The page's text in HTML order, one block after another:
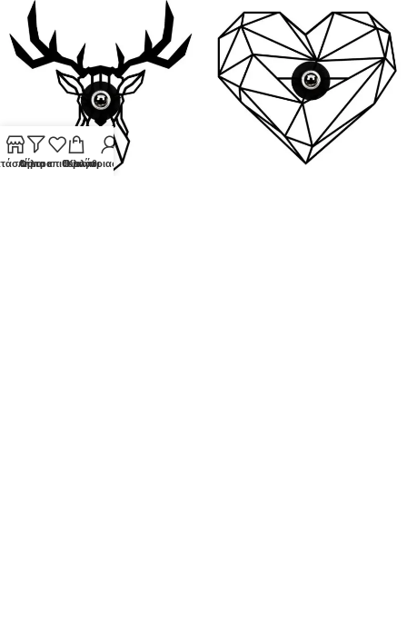
Φίλτρα
Λίστα επιθυμιών
Καλάθι
Ο λογαριασμός μου